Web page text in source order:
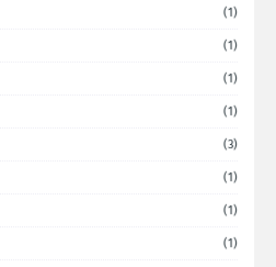
(1)
(1)
(1)
(1)
(3)
(1)
(1)
(1)